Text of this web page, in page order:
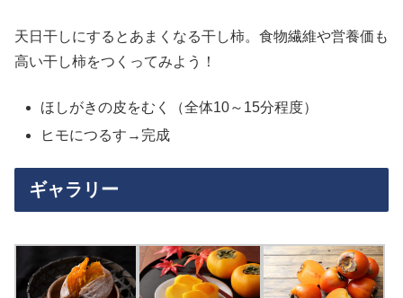
天日干しにするとあまくなる干し柿。食物繊維や営養価も
高い干し柿をつくってみよう！
ほしがきの皮をむく（全体10～15分程度）
ヒモにつるす→完成
ギャラリー